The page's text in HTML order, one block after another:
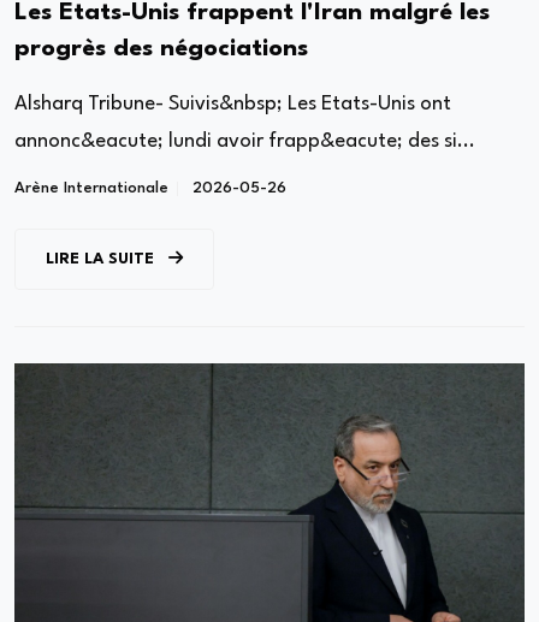
Les Etats-Unis frappent l'Iran malgré les
progrès des négociations
Alsharq Tribune- Suivis&nbsp; Les Etats-Unis ont
annonc&eacute; lundi avoir frapp&eacute; des si...
Arène Internationale 2026-05-26
LIRE LA SUITE